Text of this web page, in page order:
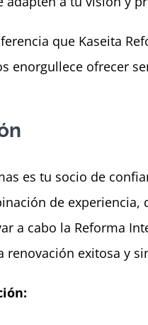
que Kaseita
enorgullece ofrecer
es tu socio de
de
a cabo la Reforma
renovación exitosa y